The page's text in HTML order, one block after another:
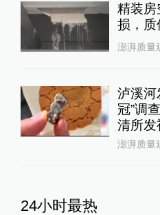
精装房
损，质
澎湃质量
泸溪河
冠”调
清所发
澎湃质量
24小时最热